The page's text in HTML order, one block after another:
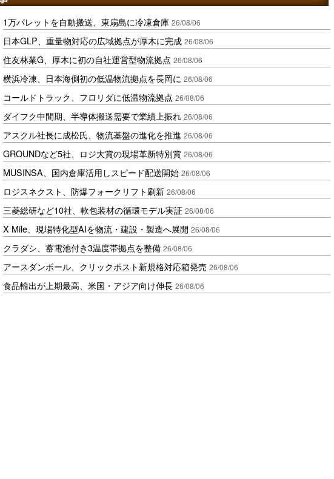
1万パレットを自動搬送、東扇島に冷凍倉庫 26/08/06
日本GLP、重量物対応の広域拠点が厚木に完成 26/08/06
住友林業G、厚木に初の自社運営型物流拠点 26/08/06
横浜冷凍、日本海側初の低温物流拠点を長岡に 26/08/06
コールドトラック、フロリダに低温物流拠点 26/08/06
ダイフク中間期、半導体搬送需要で業績上振れ 26/08/06
アスクル社長に成松氏、物流基盤の進化を推進 26/08/06
GROUNDなど5社、ロジ大賞の現場革新特別賞 26/08/06
MUSINSA、国内倉庫活用しスピード配送開始 26/08/06
ロジスネクスト、防爆フォークリフト刷新 26/08/06
三菱総研など10社、軟包装材の循環モデル実証 26/08/06
X Mile、現場特化型AIを物流・建設・製造へ展開 26/08/06
クラダシ、蓄電池付き3温度帯拠点を整備 26/08/06
アースダンボール、クリックポスト新規格対応箱発売 26/08/06
食品輸出が上期最高、米国・アジア向け伸長 26/08/06